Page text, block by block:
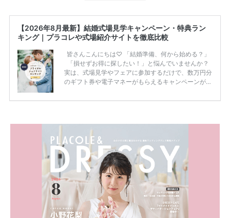
【2026年8月最新】結婚式場見学キャンペーン・特典ラン
キング｜プラコレや式場紹介サイトを徹底比較
皆さんこんにちは♡ 「結婚準備、何から始める？」
「損せずお得に探したい！」と悩んでいませんか？
実は、式場見学やフェアに参加するだけで、数万円分
のギフト券や電子マネーがもらえるキャンペーンがあ
ため、比較せずに選ぶと損をしてしまうことも……。
内容：特典金額・条件・応募方法・注意点 「どこが
一番お得？」「プラコレの特典は？」といった疑問も
解決します。 まずは診断で候補を絞れる「ウェディ
ング診断」か、体験型 […]
続きを読む